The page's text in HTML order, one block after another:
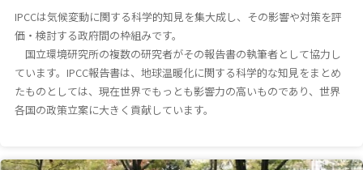
IPCCは気候変動に関する科学的知見を集大成し、その影響や対策を評
価・検討する政府間の枠組みです。
国立環境研究所の複数の研究者がその報告書の執筆者として協力し
ています。IPCC報告書は、地球温暖化に関する科学的な知見をまとめ
たものとしては、現在世界でもっとも影響力の高いものであり、世界
各国の政策立案に大きく貢献しています。